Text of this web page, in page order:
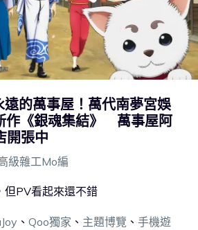
遠的萬事屋！萬代南夢宮娛
作《銀魂集結》 萬事屋阿
開張中
級雜工Mo編
但PV看起來還不錯
、 Qoo獨家 、 主題博覽 、 手機遊